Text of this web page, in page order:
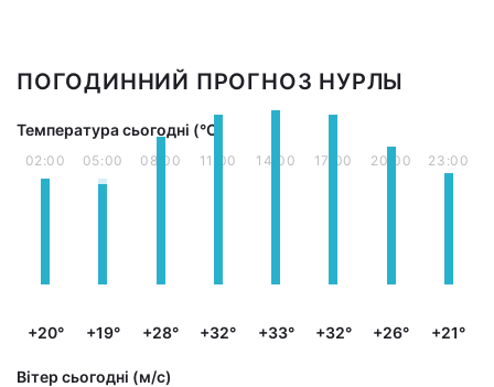
ПОГОДИННИЙ ПРОГНОЗ НУРЛЫ
Температура сьогодні (°С)
02:00
+20°
05:00
+19°
08:00
+28°
11:00
+32°
14:00
+33°
17:00
+32°
20:00
+26°
23:00
+21°
Вітер сьогодні (м/с)